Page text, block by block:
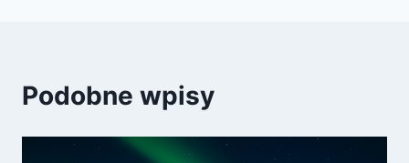
Podobne wpisy